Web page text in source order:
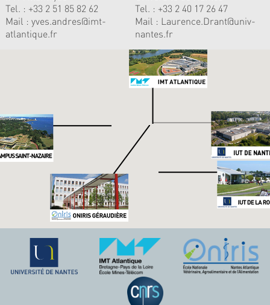
Tel. : +33 2 51 85 82 62
Mail : yves.andres@imt-
atlantique.fr
Tel. : +33 2 40 17 26 47
Mail : Laurence.Drant@univ-
nantes.fr